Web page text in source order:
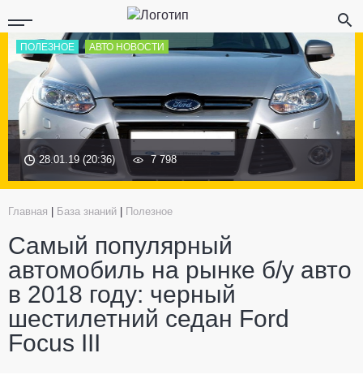
ПОЛЕЗНОЕ АВТО НОВОСТИ
28.01.19 (20:36) 7 798
Главная База знаний Полезное
Самый популярный
автомобиль на рынке б/у авто
в 2018 году: черный
шестилетний седан Ford
Focus III